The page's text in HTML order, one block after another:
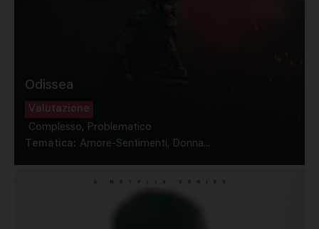
Odissea
Valutazione
Complesso, Problematico
Tematica: Amore-Sentimenti, Donna...